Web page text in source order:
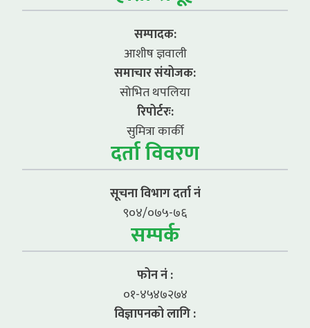
सम्पादक:
आशीष ज्ञवाली
समाचार संयोजक:
सोभित थपलिया
रिपोर्टरः:
सुमित्रा कार्की
दर्ता विवरण
सूचना विभाग दर्ता नं
९०४/०७५-७६
सम्पर्क
फोन नं :
०१-४५४७२७४
विज्ञापनको लागि :